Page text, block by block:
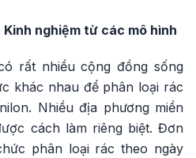
nghiệm từ các mô hình
rất nhiều cộng đồng sống
khác nhau để phân loại rác
Nhiều địa phương miền
cách làm riêng biệt. Đơn
phân loại rác theo ngày